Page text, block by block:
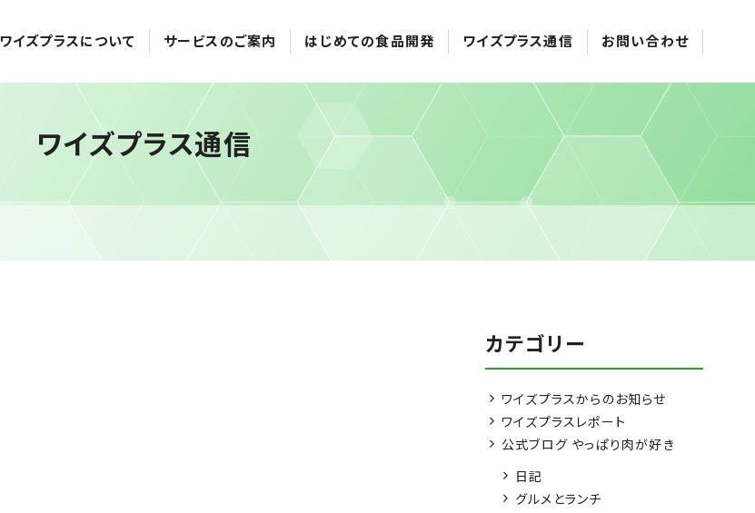
ワイズプラスについて サービスのご案内 はじめての食品開発 ワイズプラス通信 お問い合わせ
ワイズプラス通信
カテゴリー
ワイズプラスからのお知らせ
ワイズプラスレポート
公式ブログ やっぱり肉が好き
日記
グルメとランチ